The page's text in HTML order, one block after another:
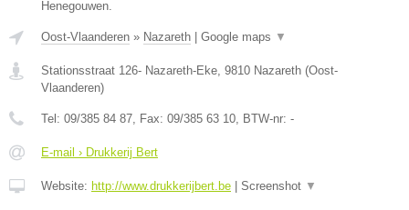
Henegouwen.
Oost-Vlaanderen » Nazareth | Google maps ▼
Stationsstraat 126- Nazareth-Eke 9810 Nazareth (Oost-
Vlaanderen)
Tel: 09/385 84 87 , Fax: 09/385 63 10 , BTW-nr: -
E-mail › Drukkerij Bert
Website: http://www.drukkerijbert.be | Screenshot ▼